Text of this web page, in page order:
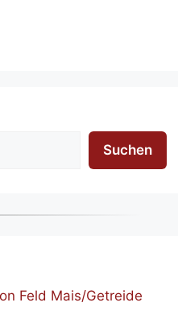
Suchen
Feld Mais/Getreide